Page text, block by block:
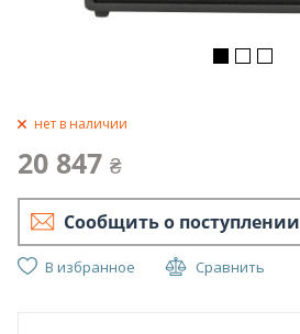
нет в наличии
20 847 ₴
Сообщить о поступлении
В избранное Сравнить